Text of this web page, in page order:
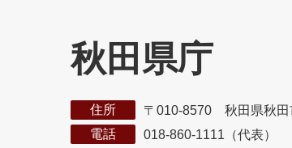
秋田県庁
住所
〒010-8570 秋田県秋田
電話
018-860-1111（代表）